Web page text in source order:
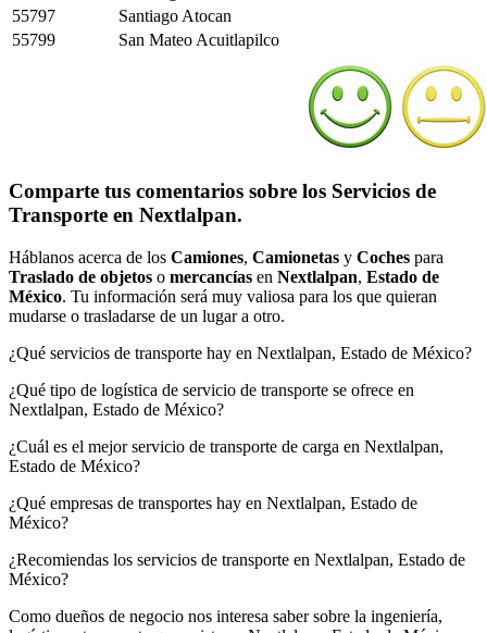
55797
Santiago Atocan
55799
San Mateo Acuitlapilco
Comparte tus comentarios sobre los Servicios de
Transporte en Nextlalpan.
Háblanos acerca de los Camiones, Camionetas y Coches para
Traslado de objetos o mercancías en Nextlalpan, Estado de
México. Tu información será muy valiosa para los que quieran
mudarse o trasladarse de un lugar a otro.
¿Qué servicios de transporte hay en Nextlalpan, Estado de México?
¿Qué tipo de logística de servicio de transporte se ofrece en
Nextlalpan, Estado de México?
¿Cuál es el mejor servicio de transporte de carga en Nextlalpan,
Estado de México?
¿Qué empresas de transportes hay en Nextlalpan, Estado de
México?
¿Recomiendas los servicios de transporte en Nextlalpan, Estado de
México?
Como dueños de negocio nos interesa saber sobre la ingeniería,